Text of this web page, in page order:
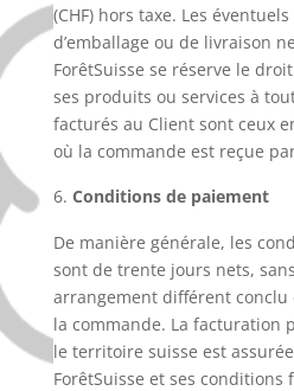
(CHF) hors taxe. Les
d’emballage ou de livraison
ForêtSuisse se réserve le
ses produits ou services à
facturés au Client sont ceux
où la commande est reçue
Conditions de paiement
De manière générale, les
sont de trente jours nets,
arrangement différent conclu
la commande. La facturation
le territoire suisse est
ForêtSuisse et ses conditions